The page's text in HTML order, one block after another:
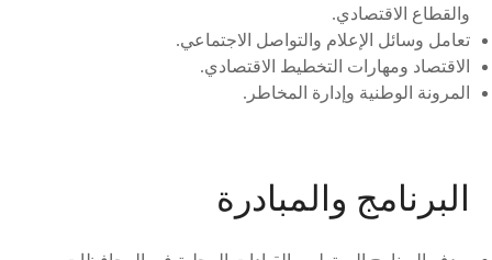
والقطاع الاقتصادي.
تعامل وسائل الإعلام والتواصل الاجتماعي.
الاقتصاد ومهارات التخطيط الاقتصادي.
المرونة الوطنية وإدارة المخاطر.
البرنامج والمبادرة